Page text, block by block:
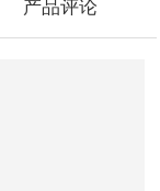
产品评论